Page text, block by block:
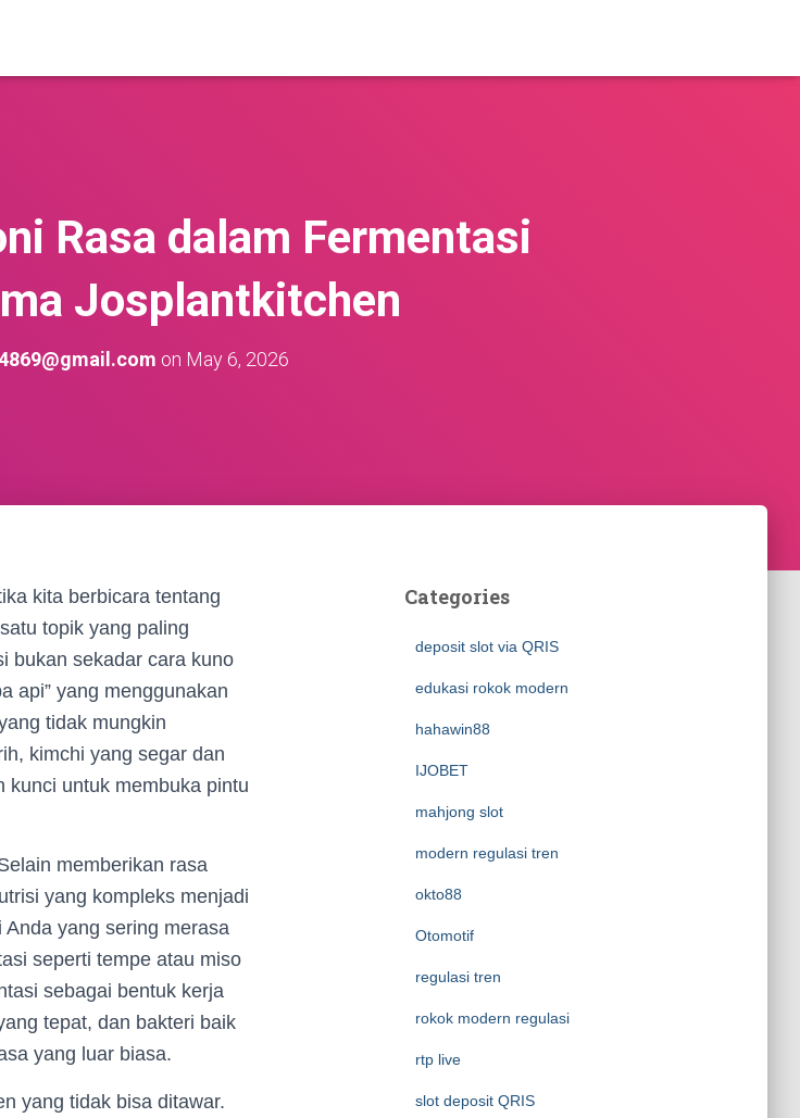
Rasa dalam Fermentasi
Josplantkitchen
on May 6, 2026
kita berbicara tentang
topik yang paling
bukan sekadar cara kuno
api” yang menggunakan
tidak mungkin
kimchi yang segar dan
kunci untuk membuka pintu
memberikan rasa
yang kompleks menjadi
yang sering merasa
seperti tempe atau miso
sebagai bentuk kerja
tepat, dan bakteri baik
yang luar biasa.
yang tidak bisa ditawar.
Categories
deposit slot via QRIS
edukasi rokok modern
hahawin88
IJOBET
mahjong slot
modern regulasi tren
okto88
Otomotif
regulasi tren
rokok modern regulasi
rtp live
slot deposit QRIS